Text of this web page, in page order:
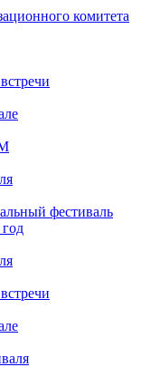
комитета
фестиваль